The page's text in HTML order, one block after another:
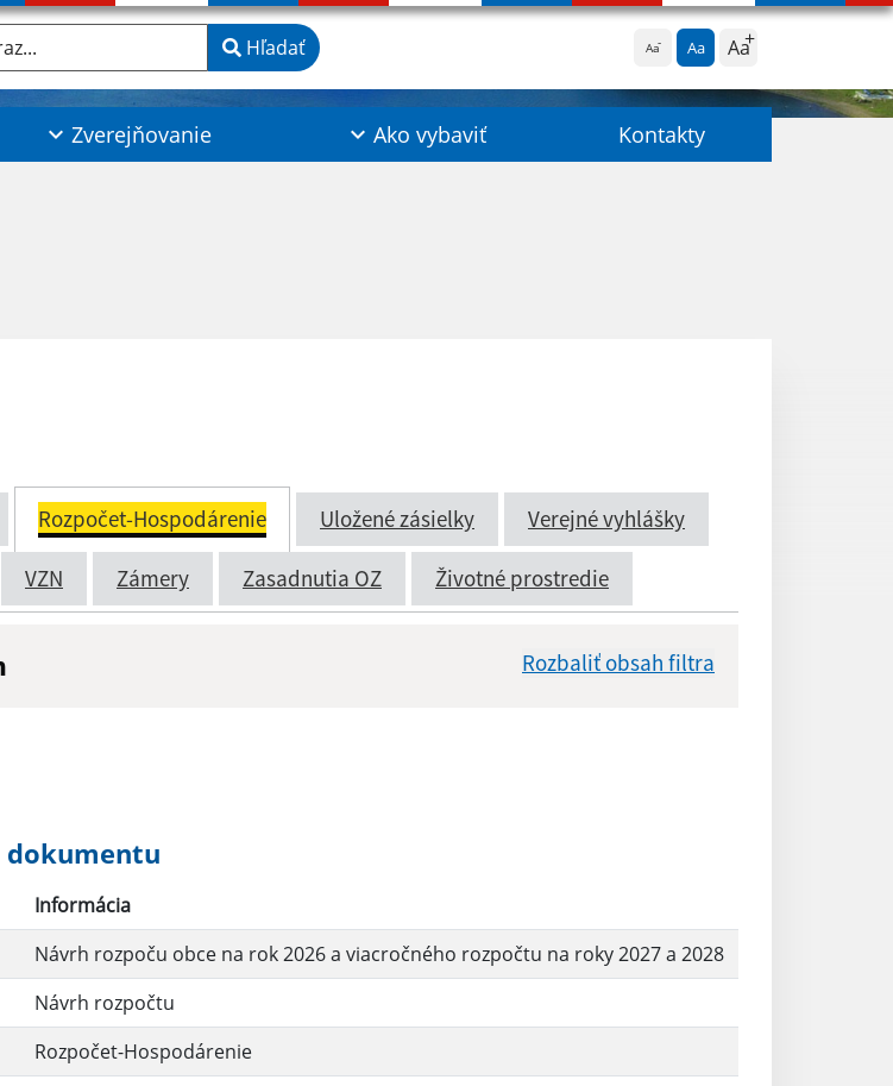
Aa Aa Aa
Hľadať
Zverejňovanie Ako vybaviť Kontakty
Rozpočet-Hospodárenie Uložené zásielky Verejné vyhlášky
VZN Zámery Zasadnutia OZ Životné prostredie
Rozbaliť obsah filtra
Reset
dokumentu
Informácia
Návrh rozpoču obce na rok 2026 a viacročného rozpočtu na roky 2027 a 2028
Návrh rozpočtu
Rozpočet-Hospodárenie